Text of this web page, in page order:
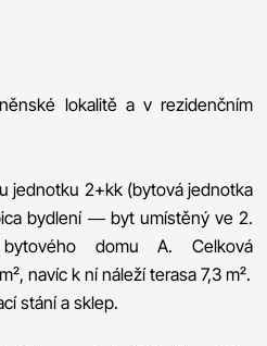
lokalitě a v rezidenčním
jednotku 2+kk (bytová jednotka
bydlení — byt umístěný ve 2.
bytového domu A. Celková
navíc k ní náleží terasa 7,3 m².
stání a sklep.